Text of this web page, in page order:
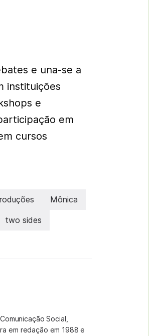
e una-se a
instituições
e
em
cursos
Mônica
two sides
Social,
em redação em 1988 e